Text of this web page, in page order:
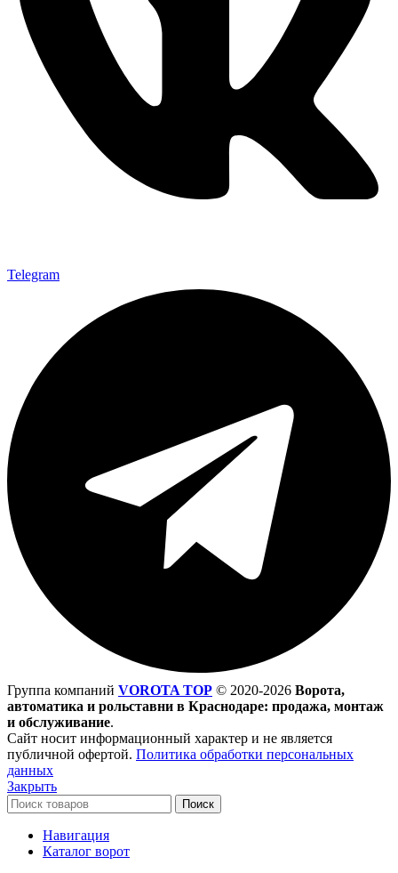
Telegram
Группа компаний VOROTA TOP © 2020-2026 Ворота,
автоматика и рольставни в Краснодаре: продажа, монтаж
и обслуживание.
Сайт носит информационный характер и не является
публичной офертой. Политика обработки персональных
данных
Закрыть
Поиск
Навигация
Каталог ворот